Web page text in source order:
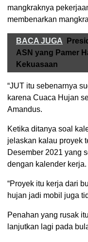
mangkraknya
membenarkan
BACA JUGA
ASN yang Pamer
Kekuasaan
“JUT itu sebenarnya
karena Cuaca Hujan
Amandus.
Ketika ditanya soal
jelaskan kalau proyek
Desember 2021 yang
dengan kalender kerja.
“Proyek itu kerja dari
hujan jadi mobil juga
Penahan yang rusak
lanjutkan lagi pada